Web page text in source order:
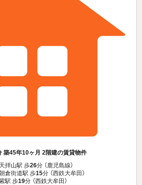
築45年10ヶ月 2階建の賃貸物件
天拝山駅 歩26分 （鹿児島線）
倉街道駅 歩15分 （西鉄大牟田）
駅 歩19分 （西鉄大牟田）